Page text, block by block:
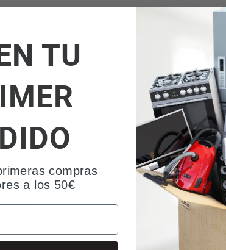
TU
compras
a los 50€